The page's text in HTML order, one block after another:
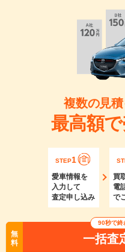
複数の見
最高額
STEP1
愛車情報を
入力して
査定申し込み
買
電
で
無
料
90秒で終
一括査